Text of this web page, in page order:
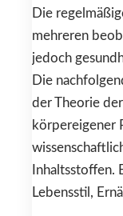
Die
mehreren
jedoch
Die
der Theorie
körpereigener
Inhaltsstoffen.
Lebensstil,